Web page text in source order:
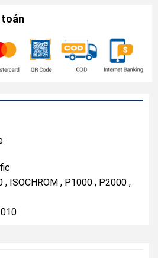
ISOCHROM , P1000 , P2000 ,